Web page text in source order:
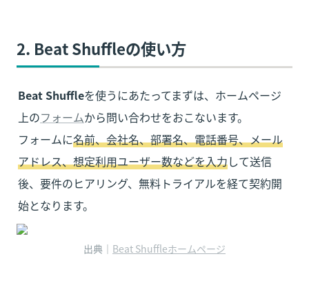
2. Beat Shuffleの使い方
Beat Shuffleを使うにあたってまずは、ホームページ
上のフォームから問い合わせをおこないます。
フォームに名前、会社名、部署名、電話番号、メール
アドレス、想定利用ユーザー数などを入力して送信
後、要件のヒアリング、無料トライアルを経て契約開
始となります。
出典｜ Beat Shuffleホームページ